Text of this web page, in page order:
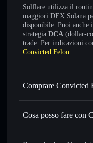
Solflare utilizza il
maggiori DEX Solana
disponibile. Puoi anche
strategia DCA (dollar-
trade. Per indicazioni
Convicted Felon.
Comprare Convicted
Convicted Felon non è
Cosa posso fare con
Convicted Felon